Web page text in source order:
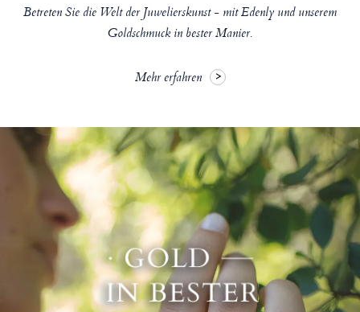
Betreten Sie die Welt der Juwelierskunst - mit Edenly und unserem
Goldschmuck in bester Manier.
Mehr erfahren